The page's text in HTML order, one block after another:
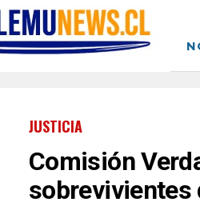
JUSTICIA
Comisión
sobrevivientes